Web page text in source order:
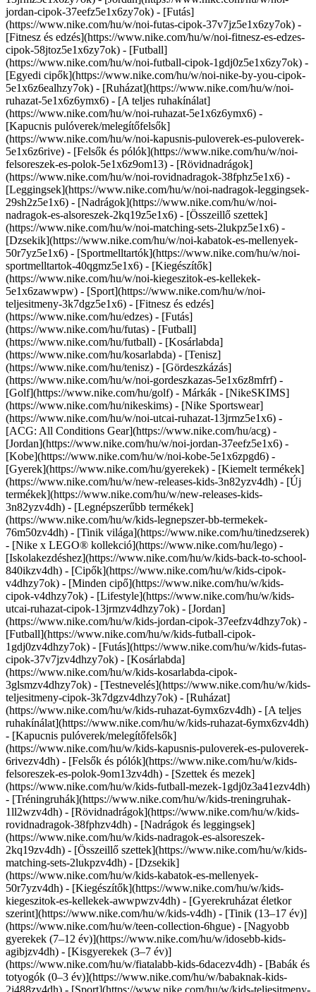
jordan-cipok-37eefz5e1x6zy7ok) - [Futás]
(https://www.nike.com/hu/w/noi-futas-cipok-37v7jz5e1x6zy7ok) -
[Fitnesz és edzés](https://www.nike.com/hu/w/noi-fitnesz-es-edzes-
cipok-58jtoz5e1x6zy7ok) - [Futball]
(https://www.nike.com/hu/w/noi-futball-cipok-1gdj0z5e1x6zy7ok) -
[Egyedi cipők](https://www.nike.com/hu/w/noi-nike-by-you-cipok-
5e1x6z6ealhzy7ok) - [Ruházat](https://www.nike.com/hu/w/noi-
ruhazat-5e1x6z6ymx6) - [A teljes ruhakínálat]
(https://www.nike.com/hu/w/noi-ruhazat-5e1x6z6ymx6) -
[Kapucnis pulóverek/melegítőfelsők]
(https://www.nike.com/hu/w/noi-kapusnis-puloverek-es-puloverek-
5e1x6z6rive) - [Felsők és pólók](https://www.nike.com/hu/w/noi-
felsoreszek-es-polok-5e1x6z9om13) - [Rövidnadrágok]
(https://www.nike.com/hu/w/noi-rovidnadragok-38fphz5e1x6) -
[Leggingsek](https://www.nike.com/hu/w/noi-nadragok-leggingsek-
29sh2z5e1x6) - [Nadrágok](https://www.nike.com/hu/w/noi-
nadragok-es-alsoreszek-2kq19z5e1x6) - [Összeillő szettek]
(https://www.nike.com/hu/w/noi-matching-sets-2lukpz5e1x6) -
[Dzsekik](https://www.nike.com/hu/w/noi-kabatok-es-mellenyek-
50r7yz5e1x6) - [Sportmelltartók](https://www.nike.com/hu/w/noi-
sportmelltartok-40qgmz5e1x6) - [Kiegészítők]
(https://www.nike.com/hu/w/noi-kiegeszitok-es-kellekek-
5e1x6zawwpw) - [Sport](https://www.nike.com/hu/w/noi-
teljesitmeny-3k7dgz5e1x6) - [Fitnesz és edzés]
(https://www.nike.com/hu/edzes) - [Futás]
(https://www.nike.com/hu/futas) - [Futball]
(https://www.nike.com/hu/futball) - [Kosárlabda]
(https://www.nike.com/hu/kosarlabda) - [Tenisz]
(https://www.nike.com/hu/tenisz) - [Gördeszkázás]
(https://www.nike.com/hu/w/noi-gordeszkazas-5e1x6z8mfrf) -
[Golf](https://www.nike.com/hu/golf) - Márkák - [NikeSKIMS]
(https://www.nike.com/hu/nikeskims) - [Nike Sportswear]
(https://www.nike.com/hu/w/noi-utcai-ruhazat-13jrmz5e1x6) -
[ACG: All Conditions Gear](https://www.nike.com/hu/acg) -
[Jordan](https://www.nike.com/hu/w/noi-jordan-37eefz5e1x6) -
[Kobe](https://www.nike.com/hu/w/noi-kobe-5e1x6zpgd6) -
[Gyerek](https://www.nike.com/hu/gyerekek) - [Kiemelt termékek]
(https://www.nike.com/hu/w/new-releases-kids-3n82yzv4dh) - [Új
termékek](https://www.nike.com/hu/w/new-releases-kids-
3n82yzv4dh) - [Legnépszerűbb termékek]
(https://www.nike.com/hu/w/kids-legnepszer-bb-termekek-
76m50zv4dh) - [Tinik világa](https://www.nike.com/hu/tinedzserek)
- [Nike x LEGO® kollekció](https://www.nike.com/hu/lego) -
[Iskolakezdéshez](https://www.nike.com/hu/w/kids-back-to-school-
840ikzv4dh) - [Cipők](https://www.nike.com/hu/w/kids-cipok-
v4dhzy7ok) - [Minden cipő](https://www.nike.com/hu/w/kids-
cipok-v4dhzy7ok) - [Lifestyle](https://www.nike.com/hu/w/kids-
utcai-ruhazat-cipok-13jrmzv4dhzy7ok) - [Jordan]
(https://www.nike.com/hu/w/kids-jordan-cipok-37eefzv4dhzy7ok) -
[Futball](https://www.nike.com/hu/w/kids-futball-cipok-
1gdj0zv4dhzy7ok) - [Futás](https://www.nike.com/hu/w/kids-futas-
cipok-37v7jzv4dhzy7ok) - [Kosárlabda]
(https://www.nike.com/hu/w/kids-kosarlabda-cipok-
3glsmzv4dhzy7ok) - [Testnevelés](https://www.nike.com/hu/w/kids-
teljesitmeny-cipok-3k7dgzv4dhzy7ok) - [Ruházat]
(https://www.nike.com/hu/w/kids-ruhazat-6ymx6zv4dh) - [A teljes
ruhakínálat](https://www.nike.com/hu/w/kids-ruhazat-6ymx6zv4dh)
- [Kapucnis pulóverek/melegítőfelsők]
(https://www.nike.com/hu/w/kids-kapusnis-puloverek-es-puloverek-
6rivezv4dh) - [Felsők és pólók](https://www.nike.com/hu/w/kids-
felsoreszek-es-polok-9om13zv4dh) - [Szettek és mezek]
(https://www.nike.com/hu/w/kids-futball-mezek-1gdj0z3a41ezv4dh)
- [Tréningruhák](https://www.nike.com/hu/w/kids-treningruhak-
1ll2wzv4dh) - [Rövidnadrágok](https://www.nike.com/hu/w/kids-
rovidnadragok-38fphzv4dh) - [Nadrágok és leggingsek]
(https://www.nike.com/hu/w/kids-nadragok-es-alsoreszek-
2kq19zv4dh) - [Összeillő szettek](https://www.nike.com/hu/w/kids-
matching-sets-2lukpzv4dh) - [Dzsekik]
(https://www.nike.com/hu/w/kids-kabatok-es-mellenyek-
50r7yzv4dh) - [Kiegészítők](https://www.nike.com/hu/w/kids-
kiegeszitok-es-kellekek-awwpwzv4dh) - [Gyerekruházat életkor
szerint](https://www.nike.com/hu/w/kids-v4dh) - [Tinik (13–17 év)]
(https://www.nike.com/hu/w/teen-collection-6hgue) - [Nagyobb
gyerekek (7–12 év)](https://www.nike.com/hu/w/idosebb-kids-
agibjzv4dh) - [Kisgyerekek (3–7 év)]
(https://www.nike.com/hu/w/fiatalabb-kids-6dacezv4dh) - [Babák és
totyogók (0–3 év)](https://www.nike.com/hu/w/babaknak-kids-
2j488zv4dh) - [Sport](https://www.nike.com/hu/w/kids-teljesitmeny-